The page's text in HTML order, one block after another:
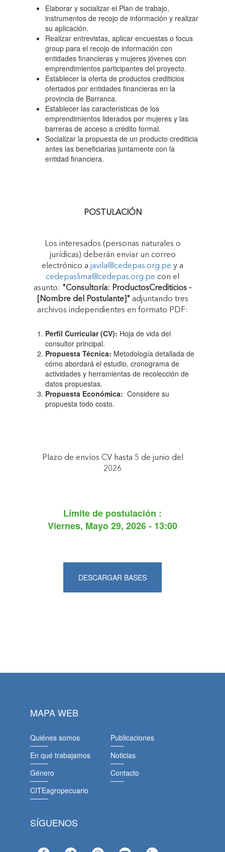
Elaborar y socializar el Plan de trabajo,
instrumentos de recojo de información y realizar
su aplicación.
Realizar entrevistas, aplicar encuestas o focus
group para el recojo de información con
entidades financieras y mujeres jóvenes con
emprendimientos participantes del proyecto.
Establecer la oferta de productos crediticios
ofertados por entidades financieras en la
provincia de Barranca.
Establecer las características de los
emprendimientos liderados por mujeres y las
barreras de acceso a crédito formal.
Socializar la propuesta de un producto crediticia
antes las beneficiarias juntamente con la
entidad financiera.
POSTULACIÓN
Los interesados (personas naturales o
jurídicas) deberán enviar un correo
electrónico a javila@cedepas.org.pe y a
cedepaslima@cedepas.org.pe con el
asunto: "Consultoría: ProductosCrediticios -
[Nombre del Postulante]" adjuntando tres
archivos independientes en formato PDF:
Perfil Curricular (CV): Hoja de vida del
consultor principal.
Propuesta Técnica: Metodología detallada de
cómo abordará el estudio, cronograma de
actividades y herramientas de recolección de
datos propuestas.
Propuesta Económica: Considere su
propuesta todo costo.
Plazo de envíos CV hasta 5 de junio del
2026
Límite de postulación :
Viernes, Mayo 29, 2026 - 13:00
DESCARGAR BASES
MAPA WEB
Quiénes somos
En qué trabajamos
Género
CITEagropecuario
Publicaciones
Noticias
Contacto
SÍGUENOS